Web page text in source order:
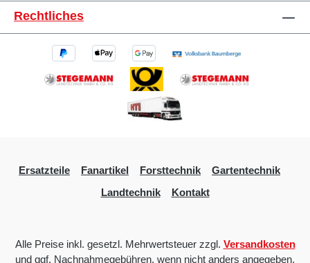
Rechtliches
Ersatzteile Fanartikel Forsttechnik
Gartentechnik
Landtechnik
Kontakt
Alle Preise inkl. gesetzl. Mehrwertsteuer zzgl. Versandkosten
und ggf. Nachnahmegebühren, wenn nicht anders angegeben.